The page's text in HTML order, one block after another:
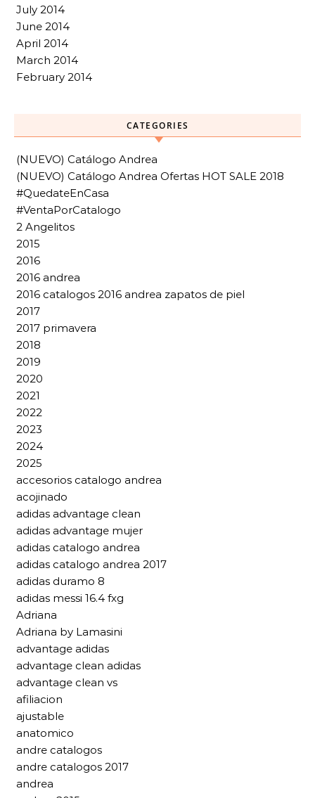
July 2014
June 2014
April 2014
March 2014
February 2014
CATEGORIES
(NUEVO) Catálogo Andrea
(NUEVO) Catálogo Andrea Ofertas HOT SALE 2018
#QuedateEnCasa
#VentaPorCatalogo
2 Angelitos
2015
2016
2016 andrea
2016 catalogos 2016 andrea zapatos de piel
2017
2017 primavera
2018
2019
2020
2021
2022
2023
2024
2025
accesorios catalogo andrea
acojinado
adidas advantage clean
adidas advantage mujer
adidas catalogo andrea
adidas catalogo andrea 2017
adidas duramo 8
adidas messi 16.4 fxg
Adriana
Adriana by Lamasini
advantage adidas
advantage clean adidas
advantage clean vs
afiliacion
ajustable
anatomico
andre catalogos
andre catalogos 2017
andrea